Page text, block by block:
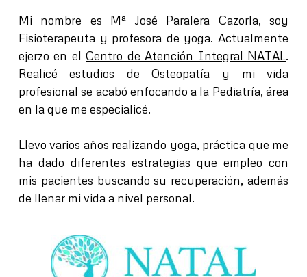
Mi nombre es Mª José Paralera Cazorla, soy
Fisioterapeuta y profesora de yoga. Actualmente
ejerzo en elCentro de Atención Integral NATAL.
Realicé estudios de Osteopatía y mi vida
profesional se acabó enfocando a la Pediatría, área
en la que me especialicé.
Llevo varios años realizando yoga, práctica que me
ha dado diferentes estrategias que empleo con
mis pacientes buscando su recuperación, además
de llenar mi vida a nivel personal.